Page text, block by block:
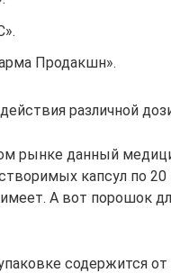
Продакшн».
различной
рынке данный
капсул по
А вот порошок
содержится